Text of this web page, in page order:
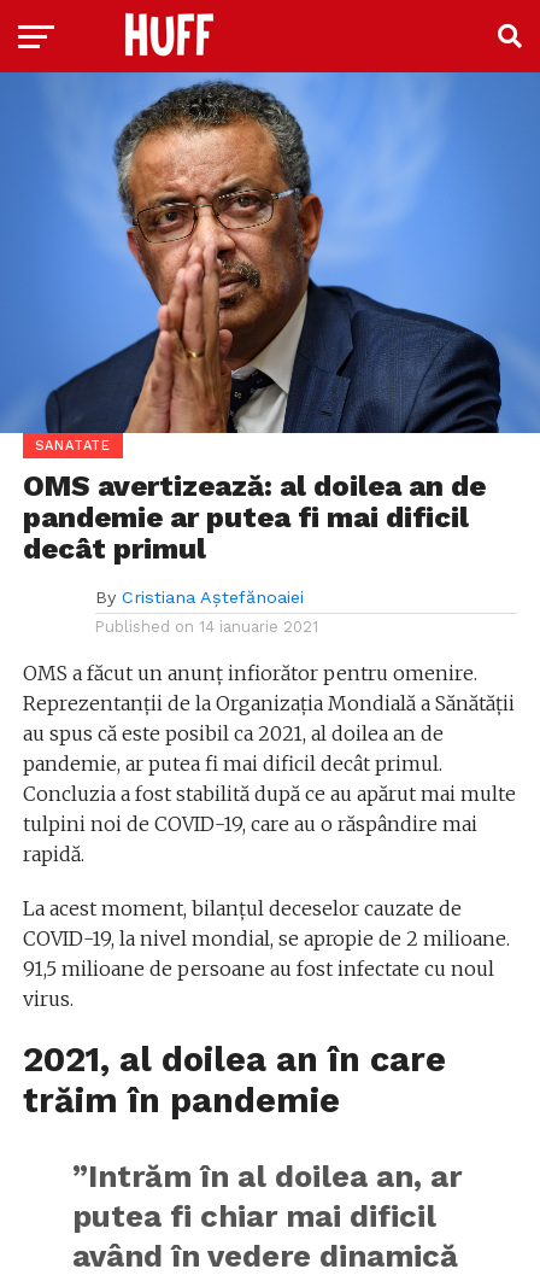
SANATATE
OMS avertizează: al doilea an de
pandemie ar putea fi mai dificil
decât primul
By Cristiana Aștefănoaiei
Published on 14 ianuarie 2021
OMS a făcut un anunț infiorător pentru omenire.
Reprezentanții de la Organizaţia Mondială a Sănătăţii
au spus că este posibil ca 2021, al doilea an de
pandemie, ar putea fi mai dificil decât primul.
Concluzia a fost stabilită după ce au apărut mai multe
tulpini noi de COVID-19, care au o răspândire mai
rapidă.
La acest moment, bilanțul deceselor cauzate de
COVID-19, la nivel mondial, se apropie de 2 milioane.
91,5 milioane de persoane au fost infectate cu noul
virus.
2021, al doilea an în care
trăim în pandemie
”Intrăm în al doilea an, ar
putea fi chiar mai dificil
având în vedere dinamică